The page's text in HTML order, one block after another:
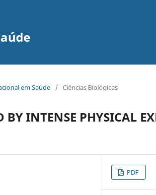
em Saúde / Ciências Biológicas
INTENSE PHYSICAL
PDF